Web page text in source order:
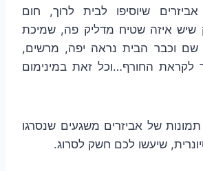
שיוסיפו לבית לרוך, חום
שיש איזה שטיח מדליק פה, שמיכת
שם וכבר הבית נראה יפה, מרשים,
לקראת החורף…וכל זאת במינימום
של אביזרים משגעים שנסרגו
שיעשו לכם חשק לסרוג.